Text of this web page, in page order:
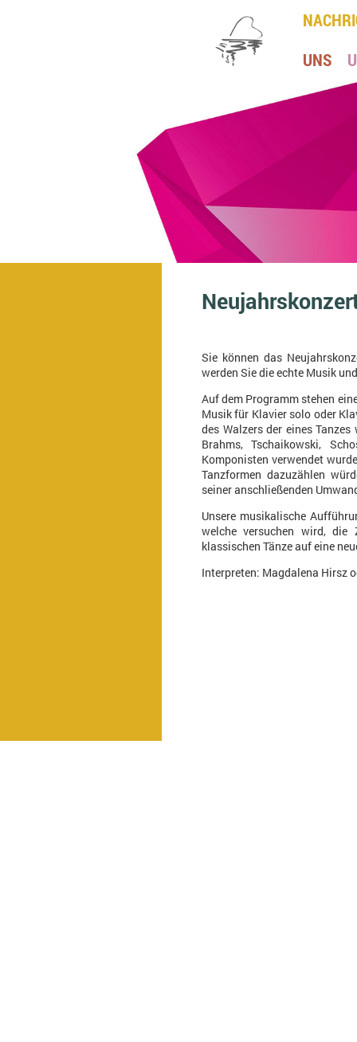
UNS
Sie können das
werden Sie die echte Musik
Auf dem Programm stehen
Musik für Klavier solo oder
des Walzers der eines
Brahms, Tschaikowski,
Komponisten verwendet
Tanzformen dazuzählen
seiner anschließenden
Unsere musikalische
welche versuchen wird, die
klassischen Tänze auf eine
Interpreten: Magdalena Hirsz